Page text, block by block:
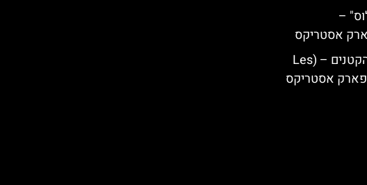
–
קרוסלת הדרקונים הקטנים – (Les